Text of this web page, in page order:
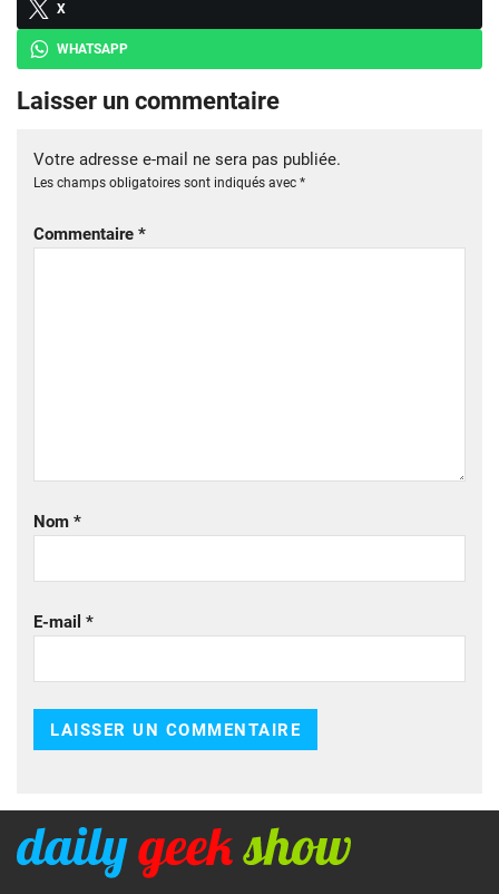
X
WHATSAPP
Laisser un commentaire
Votre adresse e-mail ne sera pas publiée.
Les champs obligatoires sont indiqués avec *
Commentaire *
Nom *
E-mail *